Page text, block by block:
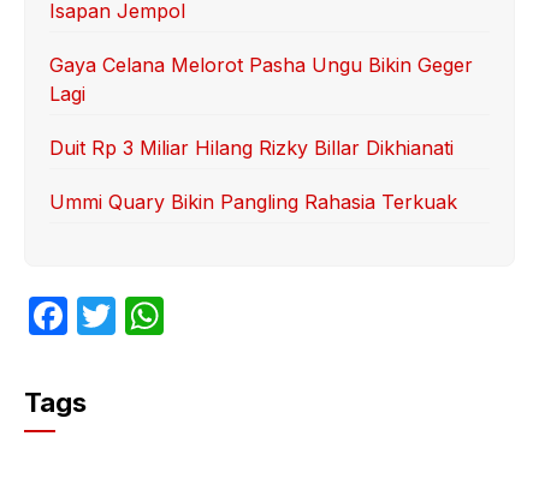
Isapan Jempol
Gaya Celana Melorot Pasha Ungu Bikin Geger
Lagi
Duit Rp 3 Miliar Hilang Rizky Billar Dikhianati
Ummi Quary Bikin Pangling Rahasia Terkuak
F
c
e
T
Tags